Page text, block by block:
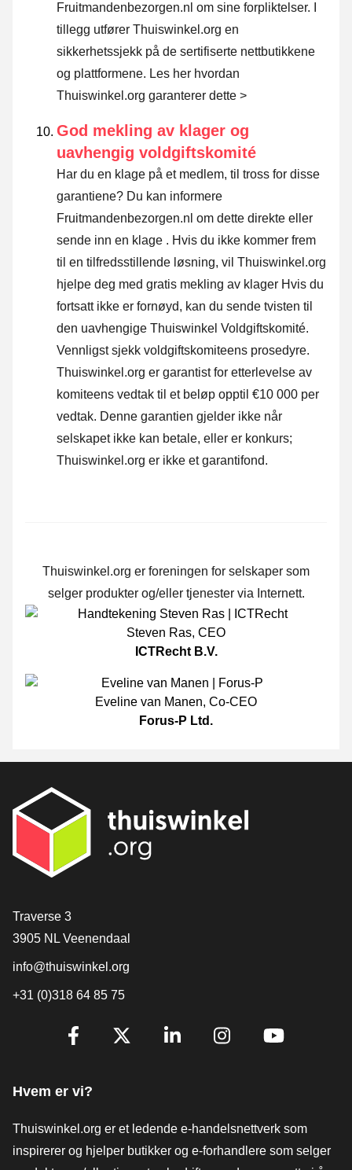
Fruitmandenbezorgen.nl om sine forpliktelser. I
tillegg utfører Thuiswinkel.org en
sikkerhetssjekk på de sertifiserte nettbutikkene
og plattformene. Les her hvordan
Thuiswinkel.org garanterer dette >
God mekling av klager og
uavhengig voldgiftskomité
Har du en klage på et medlem, til tross for disse
garantiene? Du kan informere
Fruitmandenbezorgen.nl om dette direkte eller
sende inn en klage . Hvis du ikke kommer frem
til en tilfredsstillende løsning, vil Thuiswinkel.org
hjelpe deg med gratis mekling av klager Hvis du
fortsatt ikke er fornøyd, kan du sende tvisten til
den uavhengige Thuiswinkel Voldgiftskomité.
Vennligst sjekk voldgiftskomiteens prosedyre.
Thuiswinkel.org er garantist for etterlevelse av
komiteens vedtak til et beløp opptil €10 000 per
vedtak. Denne garantien gjelder ikke når
selskapet ikke kan betale, eller er konkurs;
Thuiswinkel.org er ikke et garantifond.
Thuiswinkel.org er foreningen for selskaper som
selger produkter og/eller tjenester via Internett.
Steven Ras, CEO
ICTRecht B.V.
Eveline van Manen, Co-CEO
Forus-P Ltd.
[_General:Contact]
Traverse 3
3905 NL Veenendaal
info@thuiswinkel.org
+31 (0)318 64 85 75
[_General:SocialMediaTitle]
Hvem er vi?
Thuiswinkel.org er et ledende e-handelsnettverk som
inspirerer og hjelper butikker og e-forhandlere som selger